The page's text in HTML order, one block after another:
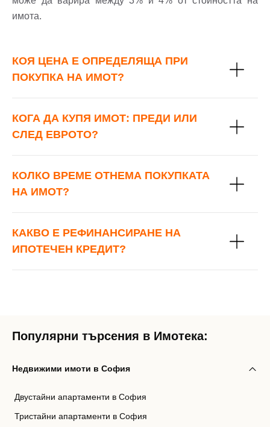
Добре дошъл!
Вход Регистрация
Парола
Забравена парола?
Вход
имота.
КОЯ ЦЕНА Е ОПРЕДЕЛЯЩА ПРИ
ПОКУПКА НА ИМОТ?
КОГА ДА КУПЯ ИМОТ: ПРЕДИ ИЛИ
СЛЕД ЕВРОТО?
КОЛКО ВРЕМЕ ОТНЕМА ПОКУПКАТА
НА ИМОТ?
КАКВО Е РЕФИНАНСИРАНЕ НА
ИПОТЕЧЕН КРЕДИТ?
Популярни търсения в Имотека:
Недвижими имоти в София
Двустайни апартаменти в София
Тристайни апартаменти в София